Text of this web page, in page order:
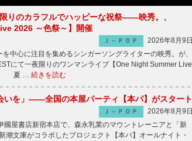
りのカラフルでハッピーな祝祭――映秀。、
2026 ～色祭～】開催
Ｊ－ＰＯＰ
2026年8月9日
中心に注目を集めるシンガーソングライターの映秀。が、
にて一夜限りのワンマンライブ【One Night Summer Live
。 夏 … 続きを読む
いを」――全国の本屋パーティ【本パ】がスタート
Ｊ－ＰＯＰ
2026年8月9日
屋書店新宿本店で、森永乳業のマウントレーニアと「新
潮文庫がコラボしたプロジェクト【本パ】オールナイト・